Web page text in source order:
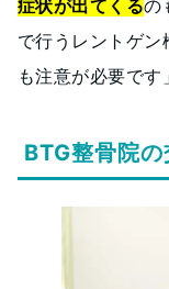
症状が出てくるの
で行うレントゲ
も注意が必要です」
BTG整骨院